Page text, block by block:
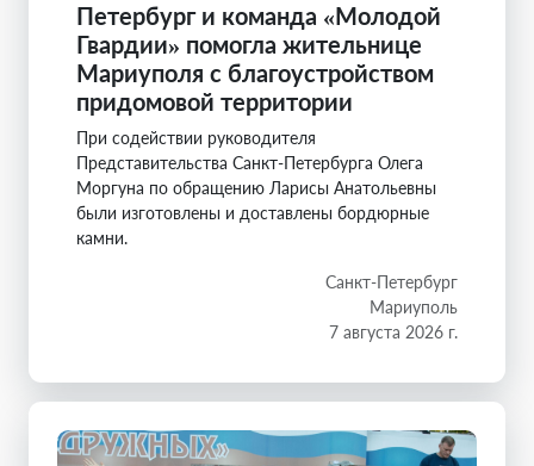
Петербург и команда «Молодой
Гвардии» помогла жительнице
Мариуполя с благоустройством
придомовой территории
При содействии руководителя
Представительства Санкт-Петербурга Олега
Моргуна по обращению Ларисы Анатольевны
были изготовлены и доставлены бордюрные
камни.
Санкт-Петербург
Мариуполь
7 августа 2026 г.